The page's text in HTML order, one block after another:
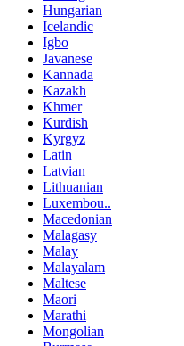
Hungarian
Icelandic
Igbo
Javanese
Kannada
Kazakh
Khmer
Kurdish
Kyrgyz
Latin
Latvian
Lithuanian
Luxembou..
Macedonian
Malagasy
Malay
Malayalam
Maltese
Maori
Marathi
Mongolian